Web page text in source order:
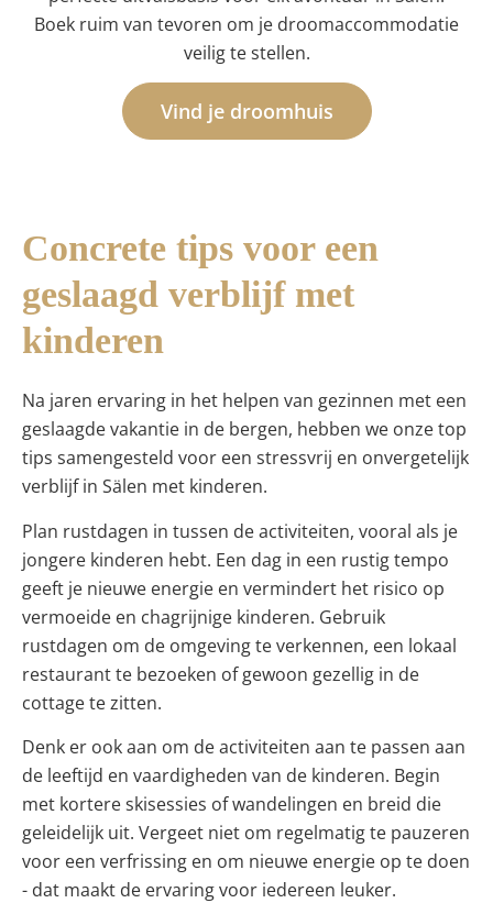
Boek ruim van tevoren om je droomaccommodatie
veilig te stellen.
Vind je droomhuis
Concrete tips voor een
geslaagd verblijf met
kinderen
Na jaren ervaring in het helpen van gezinnen met een
geslaagde vakantie in de bergen, hebben we onze top
tips samengesteld voor een stressvrij en onvergetelijk
verblijf in Sälen met kinderen.
Plan rustdagen in tussen de activiteiten, vooral als je
jongere kinderen hebt. Een dag in een rustig tempo
geeft je nieuwe energie en vermindert het risico op
vermoeide en chagrijnige kinderen. Gebruik
rustdagen om de omgeving te verkennen, een lokaal
restaurant te bezoeken of gewoon gezellig in de
cottage te zitten.
Denk er ook aan om de activiteiten aan te passen aan
de leeftijd en vaardigheden van de kinderen. Begin
met kortere skisessies of wandelingen en breid die
geleidelijk uit. Vergeet niet om regelmatig te pauzeren
voor een verfrissing en om nieuwe energie op te doen
- dat maakt de ervaring voor iedereen leuker.